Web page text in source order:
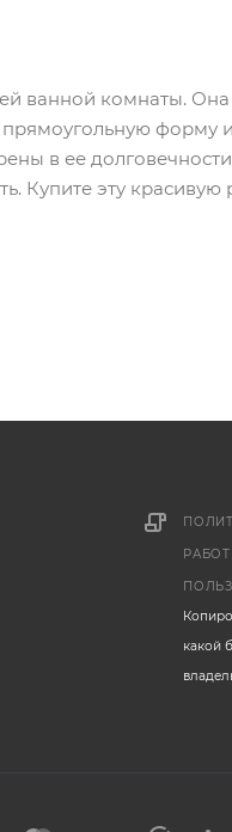
ванной комнаты. Она
форму
в ее
Купите эту красивую
какой